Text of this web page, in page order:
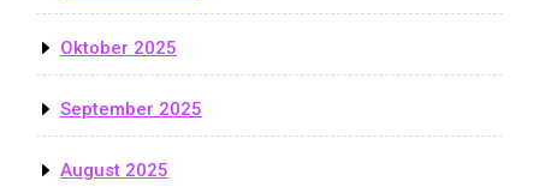
Oktober 2025
September 2025
August 2025